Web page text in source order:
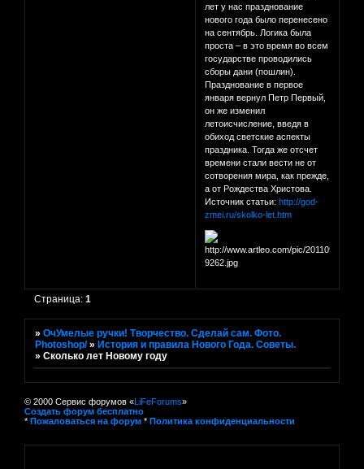
лет у нас празднование
нового года было перенесено
на сентябрь. Логика была
проста – в это время во всем
государстве проводились
сборы дани (пошлин).
Празднование в первое
января вернул Петр Первый,
он же изменил
летоисчисление, введя в
обиход светские аспекты
праздника. Тогда же отсчет
времени стали вести не от
сотворения мира, как прежде,
а от Рождества Христова.
Источник статьи:http://god-
zmei.ru/skolko-let.htm
Страница:1
»ОчУмелые ручки! Творчество. Сделай сам. Фото.
Photoshop/ »История и правила Нового Года. Советы.
»Сколько лет Новому году
© 2000 Сервис форумов «LiFeForums»
Создать форум бесплатно
* Пожаловаться на форум * Политика конфиденциальности